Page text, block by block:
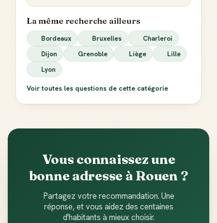
La même recherche ailleurs
Bordeaux Bruxelles
Charleroi
Dijon
Grenoble Liège
Lille
Lyon
Voir toutes les questions de cette catégorie
Vous connaissez une
bonne adresse à Rouen ?
Partagez votre recommandation. Une
réponse, et vous aidez des centaines
d'habitants à mieux choisir.